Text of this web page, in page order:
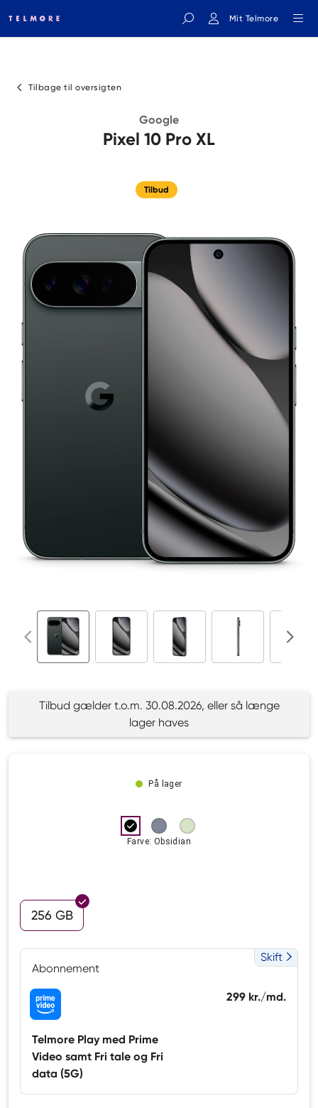
Mit Telmore
Tilbage til oversigten
Tilbud
Google
Pixel 10 Pro XL
Tilbud gælder t.o.m. 30.08.2026, eller så længe
lager haves
På lager
Farve: Obsidian
256 GB
Abonnement
Skift
Telmore Play med Prime
Video samt Fri tale og Fri
data (5G)
299 kr./md.